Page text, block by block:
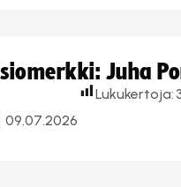
Juha
09.07.2026
Lukukertoja: